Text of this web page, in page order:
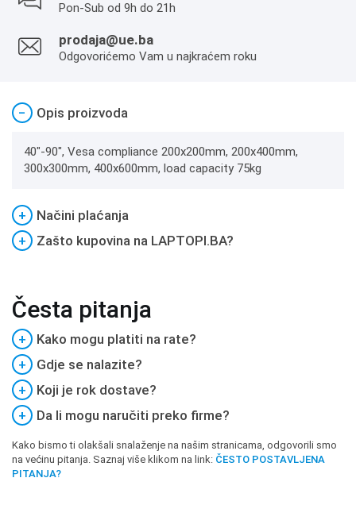
Pon-Sub od 9h do 21h
prodaja@ue.ba
Odgovorićemo Vam u najkraćem roku
− Opis proizvoda
40"-90", Vesa compliance 200x200mm, 200x400mm,
300x300mm, 400x600mm, load capacity 75kg
+
Načini plaćanja
+
Zašto kupovina na LAPTOPI.BA?
Česta pitanja
+
Kako mogu platiti na rate?
+
Gdje se nalazite?
+
Koji je rok dostave?
+
Da li mogu naručiti preko firme?
Kako bismo ti olakšali snalaženje na našim stranicama, odgovorili smo
na većinu pitanja. Saznaj više klikom na link: ČESTO POSTAVLJENA
PITANJA?